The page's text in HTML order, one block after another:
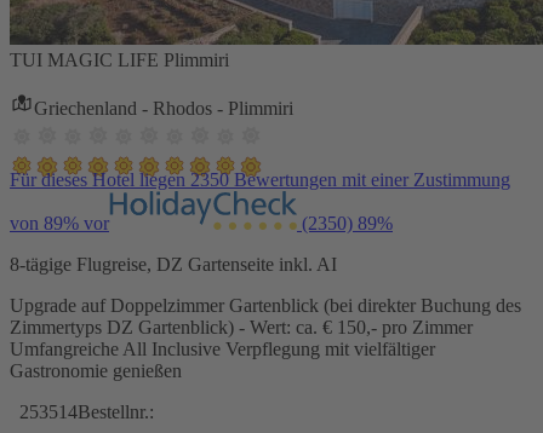
TUI MAGIC LIFE Plimmiri
Griechenland - Rhodos - Plimmiri
Für dieses Hotel liegen 2350 Bewertungen mit einer Zustimmung
von 89% vor (2350) 89%
8-tägige Flugreise, DZ Gartenseite inkl. AI
Upgrade auf Doppelzimmer Gartenblick (bei direkter Buchung des
Zimmertyps DZ Gartenblick) - Wert: ca. € 150,- pro Zimmer
Umfangreiche All Inclusive Verpflegung mit vielfältiger
Gastronomie genießen
253514Bestellnr.: